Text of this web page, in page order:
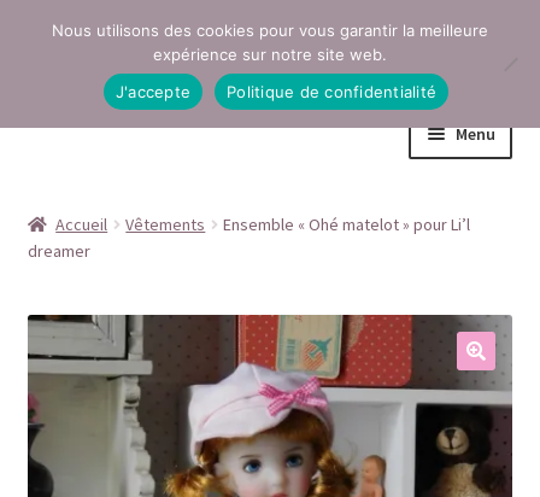
Aller
navigation
Aller
Menu
Conditions générales de vente
Contact
Mentions légales
Mon compte
Accueil Vêtements
Ensemble « Ohé matelot » pour Li’l
dreamer
Nous utilisons des cookies pour vous garantir la meilleure
expérience sur notre site web.
J'accepte
Politique de confidentialité